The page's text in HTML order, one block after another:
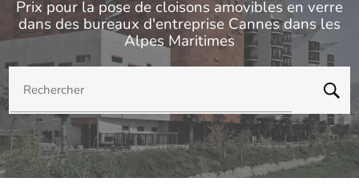
Prix pour la pose de cloisons amovibles en verre
dans des bureaux d'entreprise Cannes dans les
Alpes Maritimes
Rechercher